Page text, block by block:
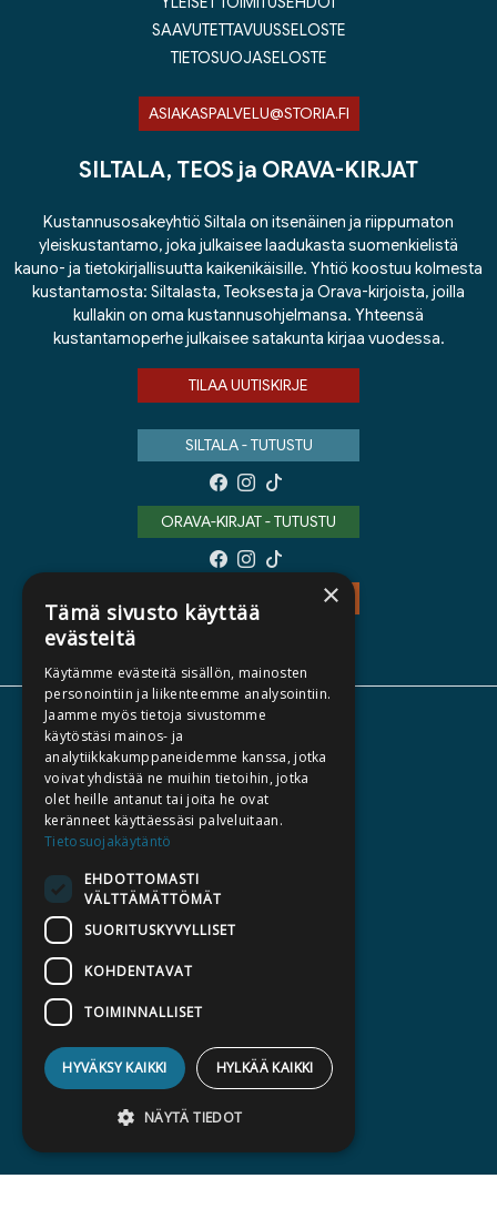
SAAVUTETTAVUUSSELOSTE
TIETOSUOJASELOSTE
ASIAKASPALVELU@STORIA.FI
SILTALA, TEOS ja ORAVA-KIRJAT
Kustannusosakeyhtiö Siltala on itsenäinen ja riippumaton
yleiskustantamo, joka julkaisee laadukasta suomenkielistä
kauno- ja tietokirjallisuutta kaikenikäisille. Yhtiö koostuu kolmesta
kustantamosta: Siltalasta, Teoksesta ja Orava-kirjoista, joilla
kullakin on oma kustannusohjelmansa. Yhteensä
kustantamoperhe julkaisee satakunta kirjaa vuodessa.
TILAA UUTISKIRJE
SILTALA - TUTUSTU
ORAVA-KIRJAT - TUTUSTU
TIETOA MEISTÄ
TEKIJÄT
KATALOGIT
AJANKOHTAISTA
HALUATKO KIRJAILIJAKSI
LASKUTUSOSOITTEET
SILTALA.FI
E-JA ÄÄNIKIRJAT
ENNAKKOTILATTAVAT
×
Tämä sivusto käyttää
evästeitä
Käytämme evästeitä sisällön, mainosten
personointiin ja liikenteemme analysointiin.
Jaamme myös tietoja sivustomme
käytöstäsi mainos- ja
analytiikkakumppaneidemme kanssa, jotka
voivat yhdistää ne muihin tietoihin, jotka
olet heille antanut tai joita he ovat
keränneet käyttäessäsi palveluitaan.
Tietosuojakäytäntö
EHDOTTOMASTI
VÄLTTÄMÄTTÖMÄT
SUORITUSKYVYLLISET
KOHDENTAVAT
TOIMINNALLISET
HYVÄKSY KAIKKI HYLKÄÄ KAIKKI
NÄYTÄ TIEDOT